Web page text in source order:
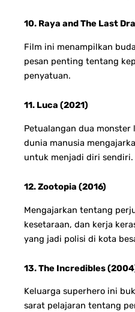
10. Raya and The Last
Film ini menampilkan
pesan penting tentang
penyatuan.
11. Luca (2021)
Petualangan dua
dunia manusia
untuk menjadi diri sendiri.
12. Zootopia (2016)
Mengajarkan tentang
kesetaraan, dan kerja
yang jadi polisi di kota
13. The Incredibles
Keluarga superhero ini
sarat pelajaran tentang